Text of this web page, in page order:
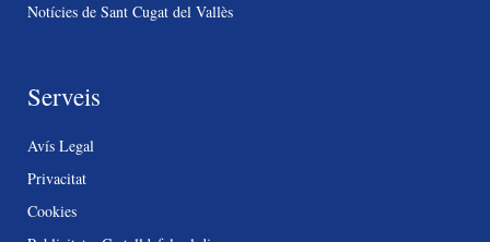
Notícies de Sant Cugat del Vallès
Serveis
Avís Legal
Privacitat
Cookies